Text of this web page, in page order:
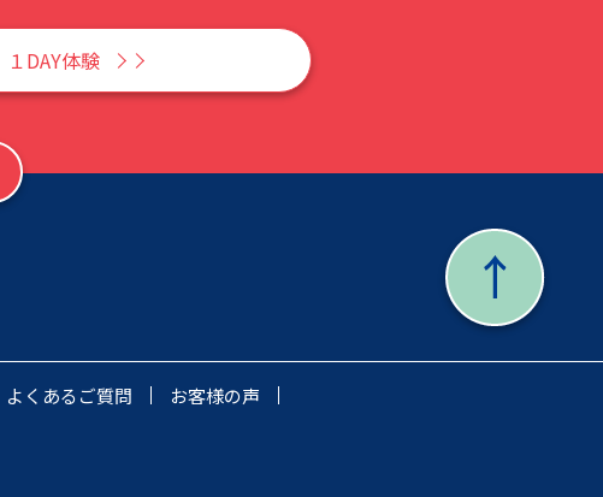
１DAY体験
よくあるご質問
お客様の声